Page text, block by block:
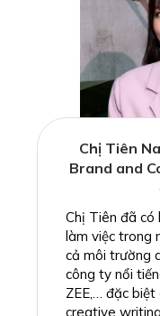
Chị Tiên đã có
làm việc trong
cả môi trường
công ty nổi
ZEE,… đặc
creative writing.
Chị Tiên
Brand and